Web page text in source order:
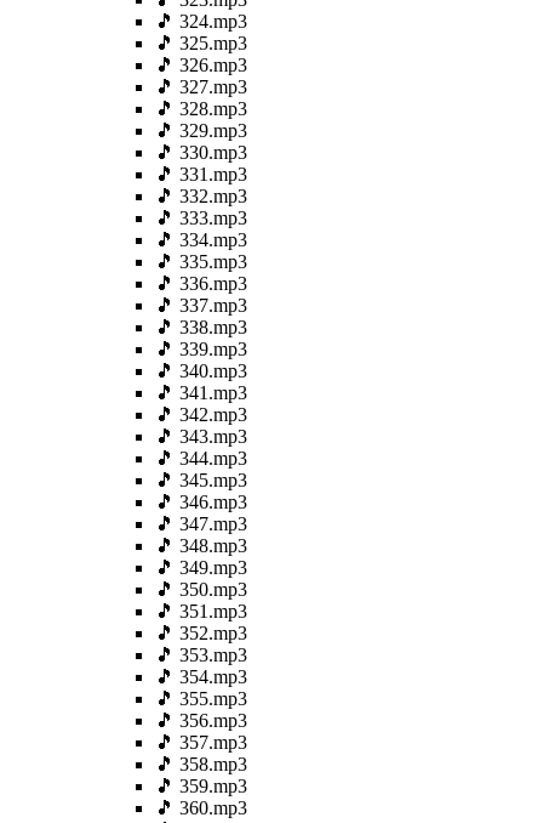
🎵 324.mp3
🎵 325.mp3
🎵 326.mp3
🎵 327.mp3
🎵 328.mp3
🎵 329.mp3
🎵 330.mp3
🎵 331.mp3
🎵 332.mp3
🎵 333.mp3
🎵 334.mp3
🎵 335.mp3
🎵 336.mp3
🎵 337.mp3
🎵 338.mp3
🎵 339.mp3
🎵 340.mp3
🎵 341.mp3
🎵 342.mp3
🎵 343.mp3
🎵 344.mp3
🎵 345.mp3
🎵 346.mp3
🎵 347.mp3
🎵 348.mp3
🎵 349.mp3
🎵 350.mp3
🎵 351.mp3
🎵 352.mp3
🎵 353.mp3
🎵 354.mp3
🎵 355.mp3
🎵 356.mp3
🎵 357.mp3
🎵 358.mp3
🎵 359.mp3
🎵 360.mp3